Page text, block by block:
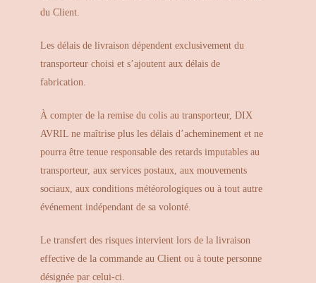
du Client.
Les délais de livraison dépendent exclusivement du
transporteur choisi et s’ajoutent aux délais de
fabrication.
À compter de la remise du colis au transporteur, DIX
AVRIL ne maîtrise plus les délais d’acheminement et ne
pourra être tenue responsable des retards imputables au
transporteur, aux services postaux, aux mouvements
sociaux, aux conditions météorologiques ou à tout autre
événement indépendant de sa volonté.
Le transfert des risques intervient lors de la livraison
effective de la commande au Client ou à toute personne
désignée par celui-ci.